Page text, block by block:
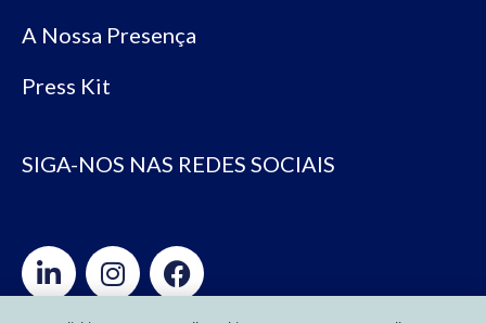
A Nossa Presença
Press Kit
SIGA-NOS NAS REDES SOCIAIS